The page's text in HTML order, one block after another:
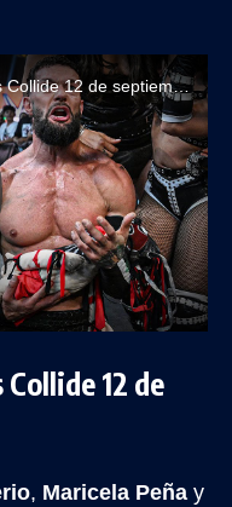
Cobertura y resultados: AAA Worlds Collide 12 de septiembre de 2025
12 de
, Maricela Peña y